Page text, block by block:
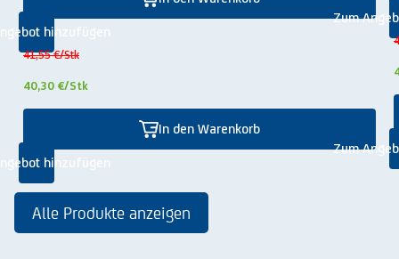
hinzufügen
41,55 €/Stk
40,30 €/Stk
In den Warenkorb
hinzufügen
Zum
Zum
Alle Produkte anzeigen